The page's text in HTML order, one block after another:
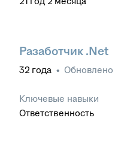
Разаботчик .Net
32 года • Обновлено
Ключевые навыки
Ответственность